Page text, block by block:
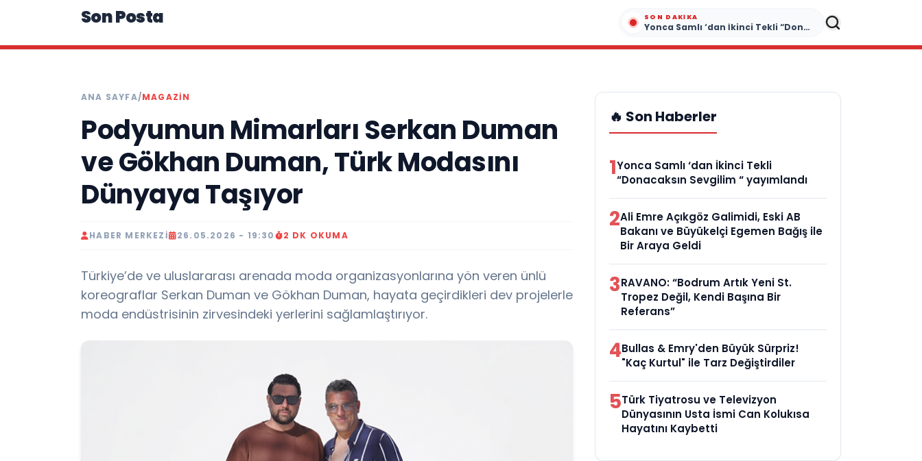
Son Posta SON DAKIKA
Yonca Samlı ‘dan İkinci Tekli “Donacaksın Sevgilim “ yayımlandı
ANA SAYFA/MAGAZIN
Podyumun Mimarları Serkan Duman
ve Gökhan Duman, Türk Modasını
Dünyaya Taşıyor
HABER MERKEZI 26.05.2026 - 19:30 2 DK OKUMA
Türkiye’de ve uluslararası arenada moda organizasyonlarına yön veren ünlü
koreograflar Serkan Duman ve Gökhan Duman, hayata geçirdikleri dev projelerle
moda endüstrisinin zirvesindeki yerlerini sağlamlaştırıyor.
🔥 Son Haberler
1Yonca Samlı ‘dan İkinci Tekli
“Donacaksın Sevgilim “ yayımlandı
2Ali Emre Açıkgöz Galimidi, Eski AB
Bakanı ve Büyükelçi Egemen Bağış ile
Bir Araya Geldi
3RAVANO: “Bodrum Artık Yeni St.
Tropez Değil, Kendi Başına Bir
Referans”
4Bullas & Emry'den Büyük Sürpriz!
"Kaç Kurtul" ile Tarz Değiştirdiler
5Türk Tiyatrosu ve Televizyon
Dünyasının Usta İsmi Can Kolukısa
Hayatını Kaybetti